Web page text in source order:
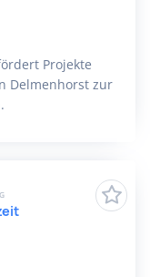
Projekte
Delmenhorst zur